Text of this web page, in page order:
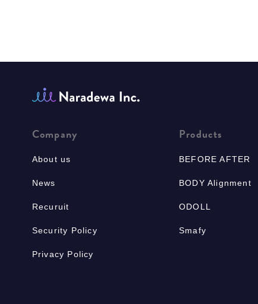
Company
About us
News
Recuruit
Security Policy
Privacy Policy
Products
BEFORE AFTER
BODY Alignment
ODOLL
Smafy